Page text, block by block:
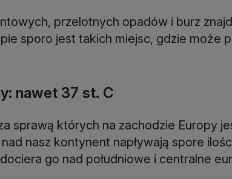
przelotnych opadów i burz
sporo jest takich miejsc, gdzie może
nawet 37 st. C
sprawą których na zachodzie Europy
nasz kontynent napływają spore
go nad południowe i centralne